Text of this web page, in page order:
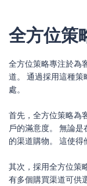
全方位策
全方位策略專注於為
道。 通過採用這種
處。
首先，全方位策略為
戶的滿意度。 無論
的渠道購物。 這使得
其次，採用全方位策
有多個購買渠道可供